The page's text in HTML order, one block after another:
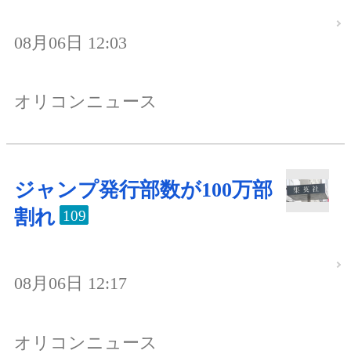
08月06日 12:03
オリコンニュース
ジャンプ発行部数が100万部
割れ 109
08月06日 12:17
オリコンニュース